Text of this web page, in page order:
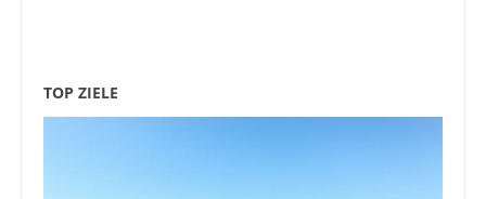
TOP ZIELE